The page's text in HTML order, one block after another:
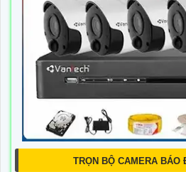
TRỌN BỘ CAMERA BÁO